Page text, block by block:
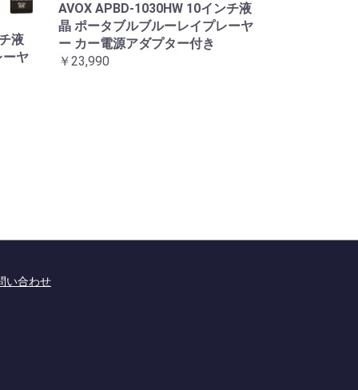
液
ーヤ
AVOX APBD-1030HW 10インチ液
晶 ポータブルブルーレイプレーヤ
ー カー電源アダプター付き
￥23,990
い合わせ